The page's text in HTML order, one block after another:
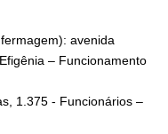
avenida
– Funcionamento
1.375 - Funcionários –